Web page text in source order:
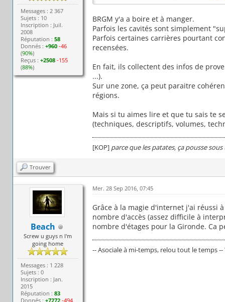
Messages : 2 367
Sujets : 10
Inscription : Juil.
2008
Réputation :58
Donnés :+960 -46
(90%)
Reçus :+2508 -155
(88%)
BRGM y'a a boire et à manger.
Parfois les cavités sont simplement
Parfois certaines carrières pourtant
recensées.
En fait, ils collectent des infos de
...).
Sur une zone, ça peut paraitre
régions.
Mais si tu aimes lire et que tu sais te
(techniques, descriptifs, volumes,
[KOP]parce que les patates, ça pousse sous
Trouver
Beach
Screw u guys n I'm
going home
Messages : 1 228
Sujets : 0
Inscription : Jan.
2015
Réputation :83
Donnés :+7272 -494
Mer. 28 Sep 2016, 07:45
Grâce à la magie d'internet j'ai réussi
nombre d'accès (assez difficile à
nombre d'étages pour la Gironde. Ca
-- Asociale à mi-temps, relou tout le temps